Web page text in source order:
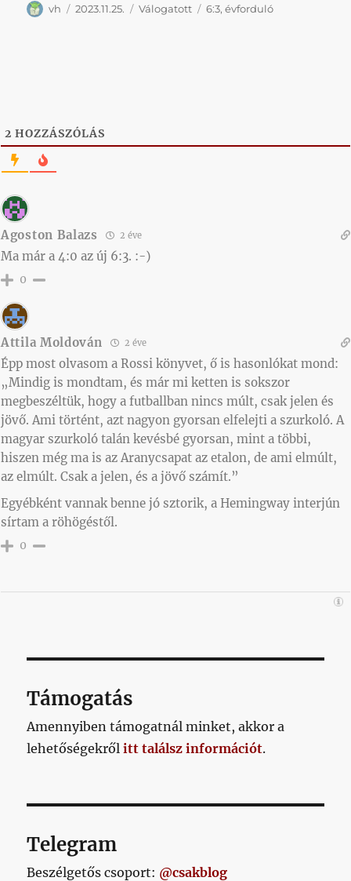
Szerző
vh Közzétéve
2023.11.25. Kategória
Válogatott Címke
6:3,évforduló
2 HOZZÁSZÓLÁS
Agoston Balazs 2 éve
Ma már a 4:0 az új 6:3. :-)
0
Attila Moldován 2 éve
Épp most olvasom a Rossi könyvet, ő is hasonlókat mond:
„Mindig is mondtam, és már mi ketten is sokszor
megbeszéltük, hogy a futballban nincs múlt, csak jelen és
jövő. Ami történt, azt nagyon gyorsan elfelejti a szurkoló. A
magyar szurkoló talán kevésbé gyorsan, mint a többi,
hiszen még ma is az Aranycsapat az etalon, de ami elmúlt,
az elmúlt. Csak a jelen, és a jövő számít.”
Egyébként vannak benne jó sztorik, a Hemingway interjún
sírtam a röhögéstől.
0
Támogatás
Amennyiben támogatnál minket, akkor a
lehetőségekrőlitt találsz információt.
Telegram
Beszélgetős csoport: @csakblog